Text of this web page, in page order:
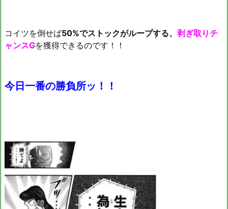
コイツを倒せば50%でストックがループする、 剥ぎ取りチ
ャンスGを獲得できるのです！！
今日一番の勝負所ッ！！